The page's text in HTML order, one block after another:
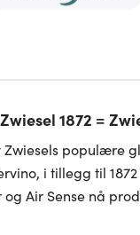
1872 =
populære
i tillegg til
og Air Sense nå